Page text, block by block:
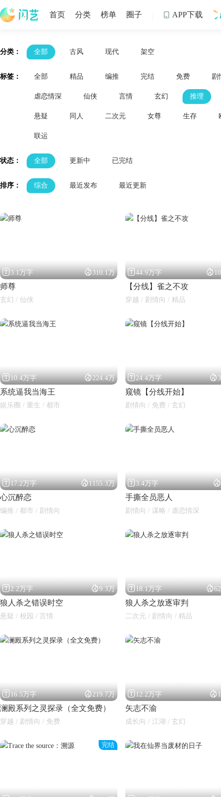
闪艺
首页 分类 榜单 圈子  APP下载
分类： 全部 古风 现代 架空
标签： 全部 精品 编推 完结 免费 剧
虐恋情深 仙侠 言情 玄幻 推理
悬疑 同人 二次元 女尊 生存
联运
状态： 全部 更新中 已完结
排序： 综合 最近发布 最近更新
3.1万字 310.1万
师尊
玄幻 / 仙侠
44.9万字 
【分线】雀之不攻
穿越 / 剧情向 / 精品
10.4万字 224.4万
系统逼我当海王
娱乐圈 / 重生 / 都市
24.4万字 
窥镜【分线开始】
剧情向 / 免费 / 玄幻
17.2万字 1155.3万
心沉醉恋
编推 / 都市 / 剧情向
3.4万字 
手撕全员恶人
剧情向 / 谋略 / 虐恋情深
2.2万字 9.3万
狼人杀之错误时空
悬疑 / 校园 / 言情
18.1万字 
狼人杀之放逐审判
二次元 / 剧情向 / 精品
16.5万字 219.7万
澜殿系列之灵探录（全文免费）
穿越 / 剧情向 / 免费
12.2万字 
矢志不渝
成长向 / 江湖 / 玄幻
完结